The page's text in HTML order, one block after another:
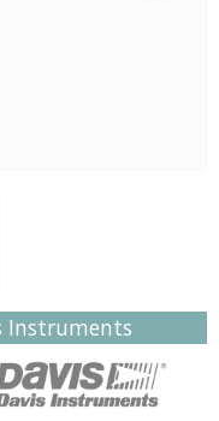
Instruments